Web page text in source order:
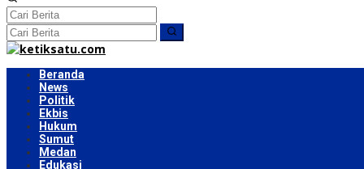
Beranda
News
Politik
Ekbis
Hukum
Sumut
Medan
Edukasi